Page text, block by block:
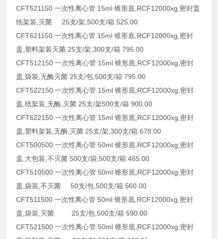
CFT521150 一次性离心管 15ml 锥形底,RCF12000xg,密封盖
纸架装,灭菌 25支/架,500支/箱 525.00
CFT621150 一次性离心管 15ml 锥形底,RCF12000xg,密封
盖,塑料架装灭菌 25支/架,300支/箱 795.00
CFT512150 一次性离心管 15ml 锥形底,RCF12000xg,密封
盖,袋装,无酶灭菌 25支/包,500支/箱 795.00
CFT522150 一次性离心管 15ml 锥形底,RCF12000xg,密封
盖,纸架装,无酶,灭菌 25支/架500支/箱 900.00
CFT622150 一次性离心管 15ml 锥形底,RCF12000xg,密封
盖,塑料架装,无酶,灭菌 25支/架,300支/箱 678.00
CFT500500 一次性离心管 50ml 锥形底,RCF12000xg,密封
盖,大包装,不灭菌 500支/袋,500支/箱 465.00
CFT510500 一次性离心管 50ml 锥形底,RCF12000xg,密封
盖,袋装,不灭菌 50支/包,500支/箱 560.00
CFT511500 一次性离心管 50ml 锥形底,RCF12000xg,密封
盖,袋装,灭菌 25支/包,500支/箱 590.00
CFT521500 一次性离心管 50ml 锥形底,RCF12000xg,密封